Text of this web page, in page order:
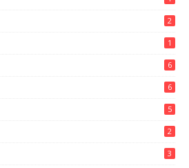
2
1
6
6
5
2
3